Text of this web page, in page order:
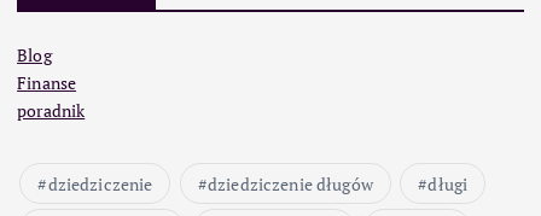
Blog
Finanse
poradnik
dziedziczenie dziedziczenie długów
długi